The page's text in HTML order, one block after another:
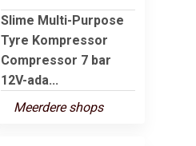
Slime Multi-Purpose
Tyre Kompressor
Compressor 7 bar
12V-ada...
Meerdere shops